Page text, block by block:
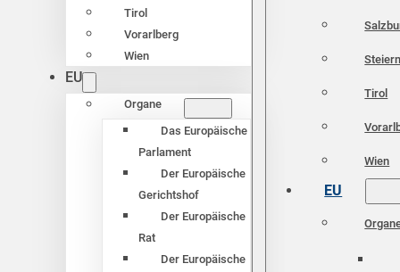
Tirol
Vorarlberg
Wien
EU
Organe
Das Europäische
Parlament
Der Europäische
Gerichtshof
Der Europäische
Rat
Der Europäische
Tirol
Wien
EU